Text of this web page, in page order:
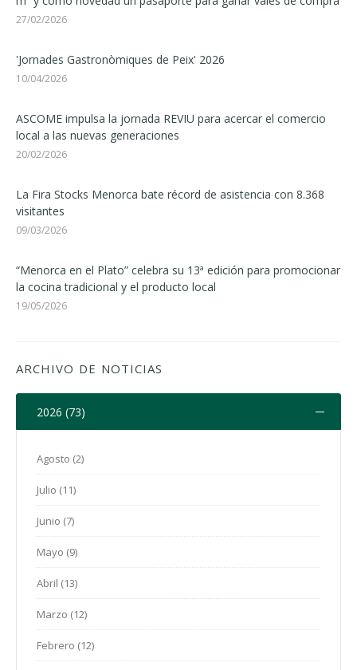
27/02/2026
'Jornades Gastronòmiques de Peix' 2026
10/04/2026
ASCOME impulsa la jornada REVIU para acercar el comercio
local a las nuevas generaciones
20/02/2026
La Fira Stocks Menorca bate récord de asistencia con 8.368
visitantes
09/03/2026
“Menorca en el Plato” celebra su 13ª edición para promocionar
la cocina tradicional y el producto local
19/05/2026
ARCHIVO DE NOTICIAS
2026 (73)
Agosto (2)
Julio (11)
Junio (7)
Mayo (9)
Abril (13)
Marzo (12)
Febrero (12)